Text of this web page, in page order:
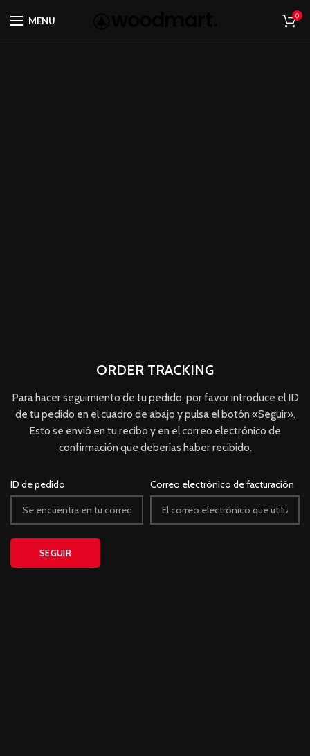
MENU 0
ORDER TRACKING
Para hacer seguimiento de tu pedido, por favor introduce el ID
de tu pedido en el cuadro de abajo y pulsa el botón «Seguir».
Esto se envió en tu recibo y en el correo electrónico de
confirmación que deberías haber recibido.
ID de pedido Correo electrónico de facturación
SEGUIR